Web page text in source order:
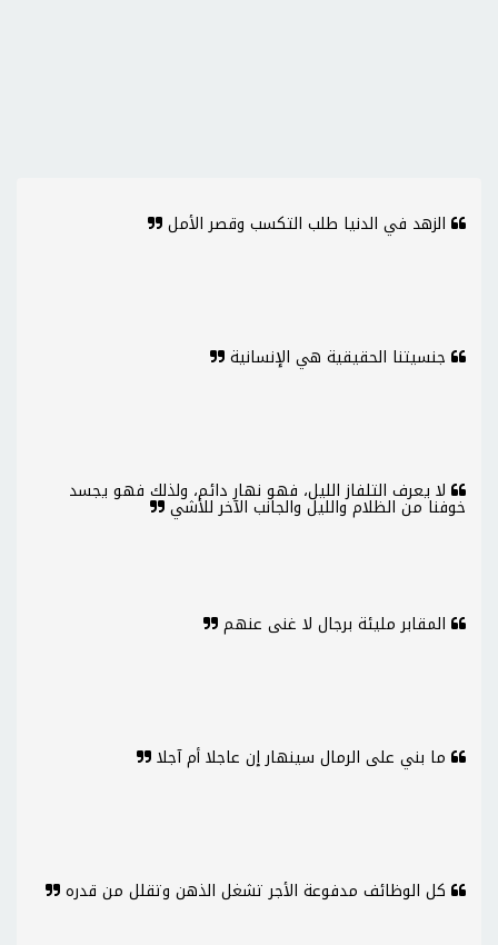
الزهد في الدنيا طلب التكسب وقصر الأمل
جنسيتنا الحقيقية هي الإنسانية
لا يعرف التلفاز الليل، فهو نهار دائم، ولذلك فهو يجسد
خوفنا من الظلام والليل والجانب الآخر للأشي
المقابر مليئة برجال لا غنى عنهم
ما بني على الرمال سينهار إن عاجلا أم آجلا
كل الوظائف مدفوعة الأجر تشغل الذهن وتقلل من قدره